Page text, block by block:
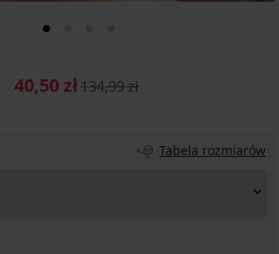
40,50 zł134,99 zł
Tabela rozmiarów